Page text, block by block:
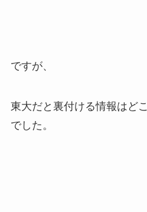
ですが、
東大だと裏付ける情報はど
でした。